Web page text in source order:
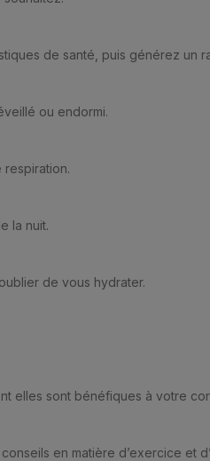
de santé, puis générez un
ou endormi.
la nuit.
de vous hydrater.
elles sont bénéfiques à votre
en matière d’exercice et